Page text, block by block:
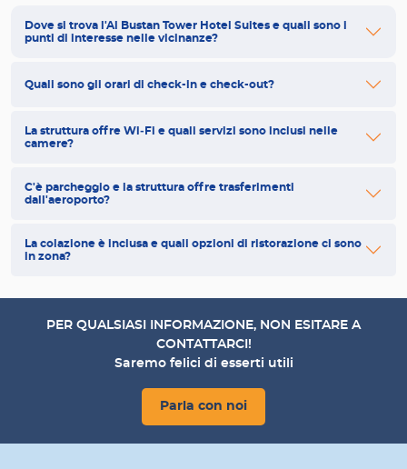
Dove si trova l'Al Bustan Tower Hotel Suites e quali sono i
punti di interesse nelle vicinanze?
Quali sono gli orari di check-in e check-out?
La struttura offre Wi‑Fi e quali servizi sono inclusi nelle
camere?
C'è parcheggio e la struttura offre trasferimenti
dall'aeroporto?
La colazione è inclusa e quali opzioni di ristorazione ci sono
in zona?
PER QUALSIASI INFORMAZIONE, NON ESITARE A
CONTATTARCI!
Saremo felici di esserti utili
Parla con noi